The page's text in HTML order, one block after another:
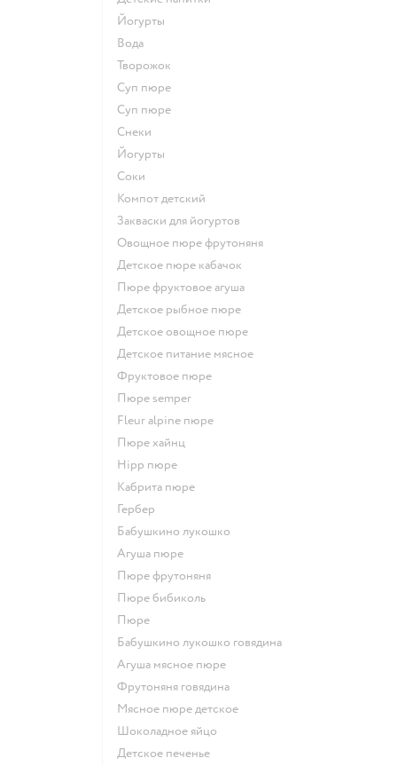
йогурты
Вода
творожок
суп пюре
суп пюре
Снеки
йогурты
Соки
компот детский
Закваски для йогуртов
овощное пюре фрутоняня
детское пюре кабачок
пюре фруктовое агуша
детское рыбное пюре
детское овощное пюре
детское питание мясное
фруктовое пюре
пюре semper
fleur alpine пюре
пюре хайнц
hipp пюре
кабрита пюре
гербер
бабушкино лукошко
агуша пюре
пюре фрутоняня
пюре бибиколь
пюре
бабушкино лукошко говядина
агуша мясное пюре
фрутоняня говядина
мясное пюре детское
шоколадное яйцо
детское печенье